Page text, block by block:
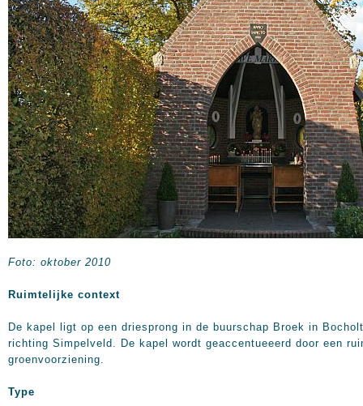
Foto: oktober 2010
Ruimtelijke context
De kapel ligt op een driesprong in de buurschap Broek in
richting Simpelveld. De kapel wordt geaccentueeerd door een
groenvoorziening.
Type